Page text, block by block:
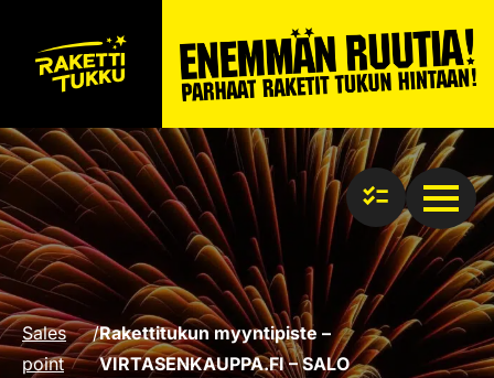
Sales
point
/Rakettitukun myyntipiste –
VIRTASENKAUPPA.FI – SALO